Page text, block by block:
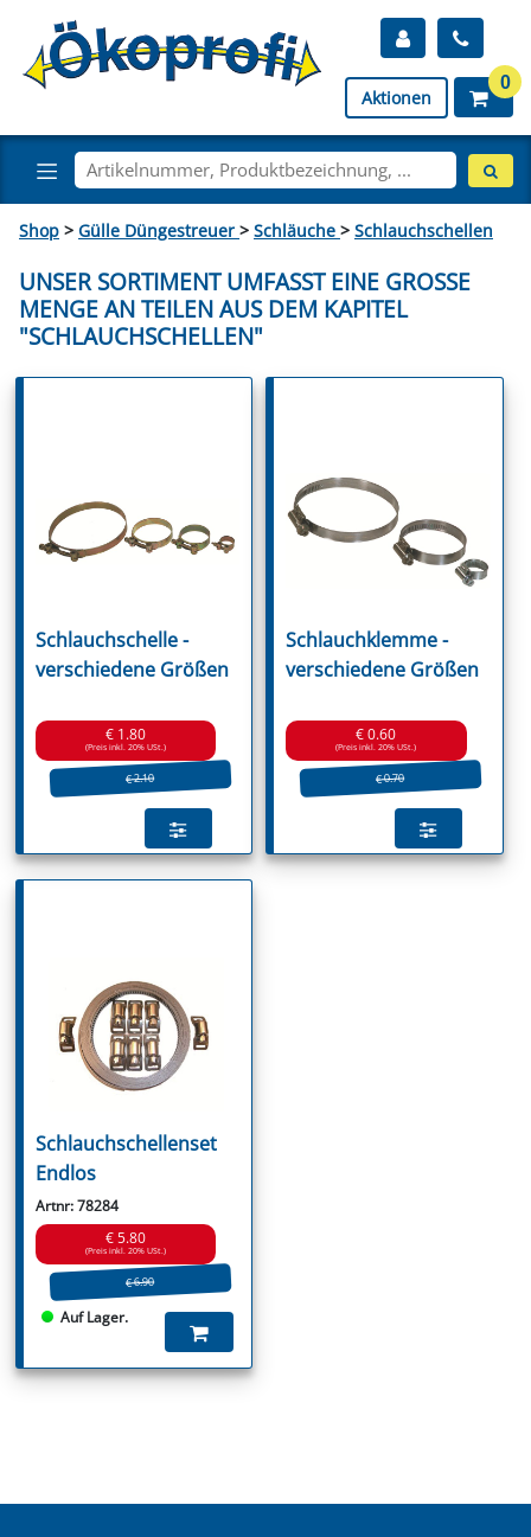
Aktionen
0
Shop > Gülle Düngestreuer > Schläuche > Schlauchschellen
UNSER SORTIMENT UMFASST EINE GROSSE M
ENGE AN TEILEN AUS DEM KAPITEL "
SCHLAUCHSCHELLEN"
Schlauchschelle -
verschiedene Größen
€ 1.80
(Preis inkl. 20% USt.)
€ 2.10
Schlauchklemme -
verschiedene Größen
€ 0.60
(Preis inkl. 20% USt.)
€ 0.70
Schlauchschellenset
Endlos
Artnr: 78284
€ 5.80
(Preis inkl. 20% USt.)
€ 6.90
Auf Lager.